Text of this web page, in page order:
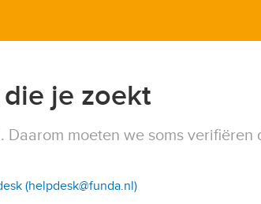
je zoekt
moeten we soms verifiëren
(helpdesk@funda.nl)